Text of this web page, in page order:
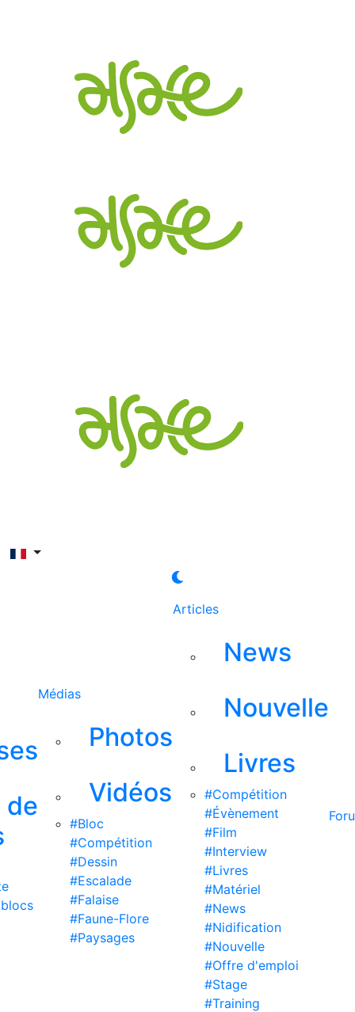
de
Médias
Photos
Vidéos
#Bloc
#Compétition
#Dessin
#Escalade
#Falaise
#Faune-Flore
#Paysages
Articles
News
Nouvelle
Livres
#Compétition
#Évènement
#Film
#Interview
#Livres
#Matériel
#News
#Nidification
#Nouvelle
#Offre d'emploi
#Stage
#Training